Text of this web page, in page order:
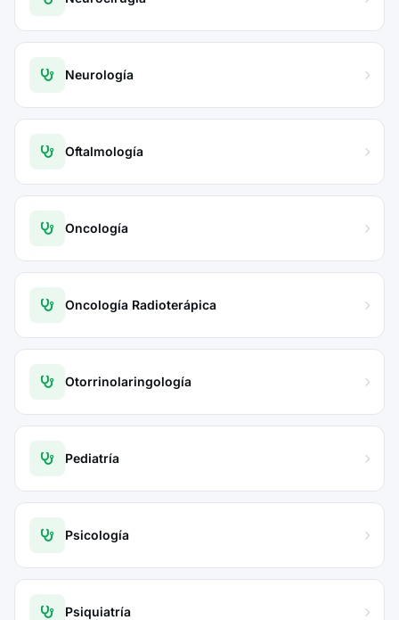
Neurología
Oftalmología
Oncología
Oncología Radioterápica
Otorrinolaringología
Pediatría
Psicología
Psiquiatría